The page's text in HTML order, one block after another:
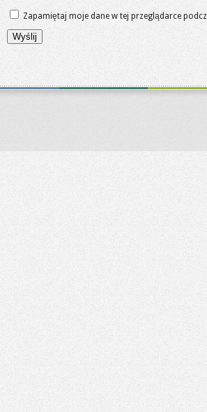
Zapamiętaj moje dane w tej przeglądarce